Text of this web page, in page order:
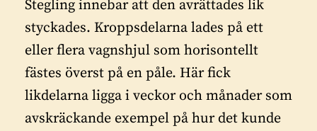
Stegling innebar att den avrättades lik
styckades. Kroppsdelarna lades på ett
eller flera vagnshjul som horisontellt
fästes överst på en påle. Här fick
likdelarna ligga i veckor och månader som
avskräckande exempel på hur det kunde